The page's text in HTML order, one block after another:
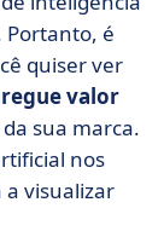
ao
ao
é
quiser ver
valor
sua marca.
nos
visualizar